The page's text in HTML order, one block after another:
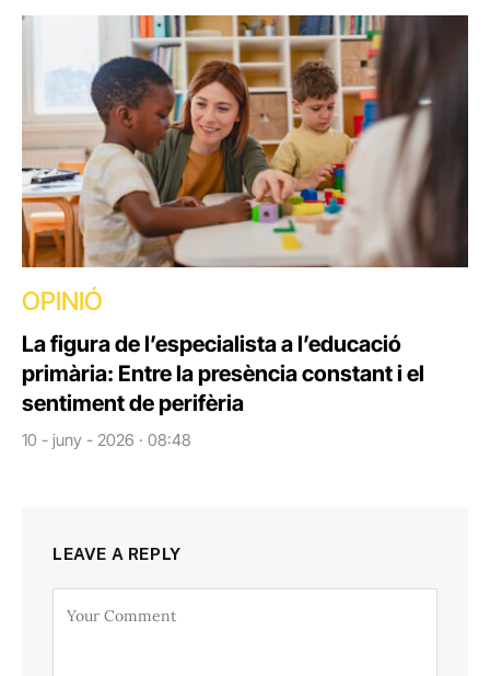
OPINIÓ
La figura de l’especialista a l’educació
primària: Entre la presència constant i el
sentiment de perifèria
10 - juny - 2026 · 08:48
LEAVE A REPLY